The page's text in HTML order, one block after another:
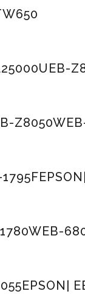
EB-
Z8050W
EB-
EPSON|